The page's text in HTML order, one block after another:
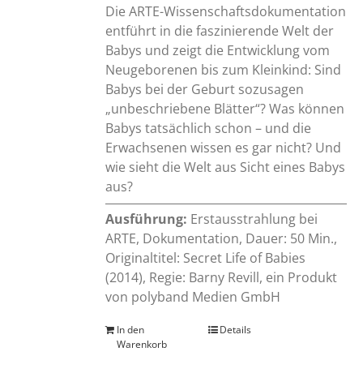
Die ARTE-Wissenschaftsdokumentation
entführt in die faszinierende Welt der
Babys und zeigt die Entwicklung vom
Neugeborenen bis zum Kleinkind: Sind
Babys bei der Geburt sozusagen
„unbeschriebene Blätter“? Was können
Babys tatsächlich schon – und die
Erwachsenen wissen es gar nicht? Und
wie sieht die Welt aus Sicht eines Babys
aus?
Ausführung: Erstausstrahlung bei
ARTE, Dokumentation, Dauer: 50 Min.,
Originaltitel: Secret Life of Babies
(2014), Regie: Barny Revill, ein Produkt
von polyband Medien GmbH
In den
Warenkorb
Details